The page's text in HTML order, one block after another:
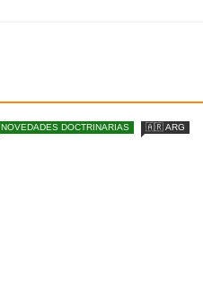
NOVEDADES DOCTRINARIAS 🇦🇷 ARG